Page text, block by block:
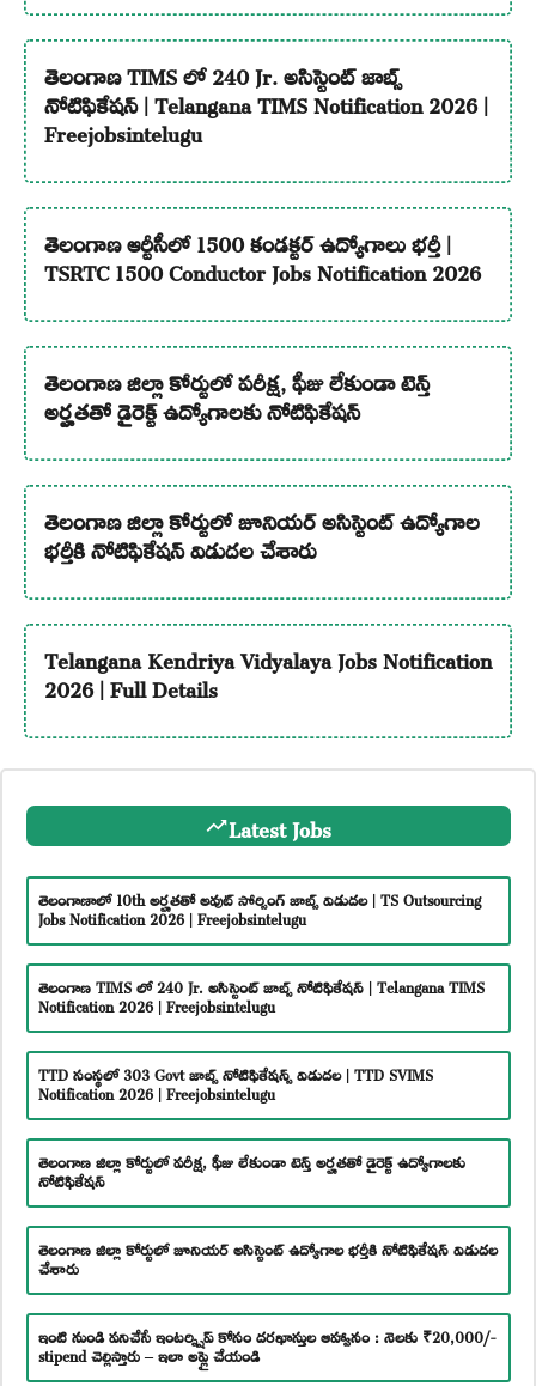
తెలంగాణ TIMS లో 240 Jr. అసిస్టెంట్ జాబ్స్
నోటిఫికేషన్ | Telangana TIMS Notification 2026 |
Freejobsintelugu
తెలంగాణ ఆర్టీసీలో 1500 కండక్టర్ ఉద్యోగాలు భర్తీ |
TSRTC 1500 Conductor Jobs Notification 2026
తెలంగాణ జిల్లా కోర్టులో పరీక్ష, ఫీజు లేకుండా టెన్త్
అర్హతతో డైరెక్ట్ ఉద్యోగాలకు నోటిఫికేషన్
తెలంగాణ జిల్లా కోర్టులో జూనియర్ అసిస్టెంట్ ఉద్యోగాల
భర్తీకి నోటిఫికేషన్ విడుదల చేశారు
Telangana Kendriya Vidyalaya Jobs Notification
2026 | Full Details
Latest Jobs
తెలంగాణాలో 10th అర్హతతో అవుట్ సోర్సింగ్ జాబ్స్ విడుదల | TS Outsourcing
Jobs Notification 2026 | Freejobsintelugu
తెలంగాణ TIMS లో 240 Jr. అసిస్టెంట్ జాబ్స్ నోటిఫికేషన్ | Telangana TIMS
Notification 2026 | Freejobsintelugu
TTD సంస్థలో 303 Govt జాబ్స్ నోటిఫికేషన్స్ విడుదల | TTD SVIMS
Notification 2026 | Freejobsintelugu
తెలంగాణ జిల్లా కోర్టులో పరీక్ష, ఫీజు లేకుండా టెన్త్ అర్హతతో డైరెక్ట్ ఉద్యోగాలకు
నోటిఫికేషన్
తెలంగాణ జిల్లా కోర్టులో జూనియర్ అసిస్టెంట్ ఉద్యోగాల భర్తీకి నోటిఫికేషన్ విడుదల
చేశారు
ఇంటి నుండి పనిచేసే ఇంటర్న్షిప్ కోసం దరఖాస్తుల ఆహ్వానం : నెలకు ₹20,000/-
stipend చెల్లిస్తారు – ఇలా అప్లై చేయండి